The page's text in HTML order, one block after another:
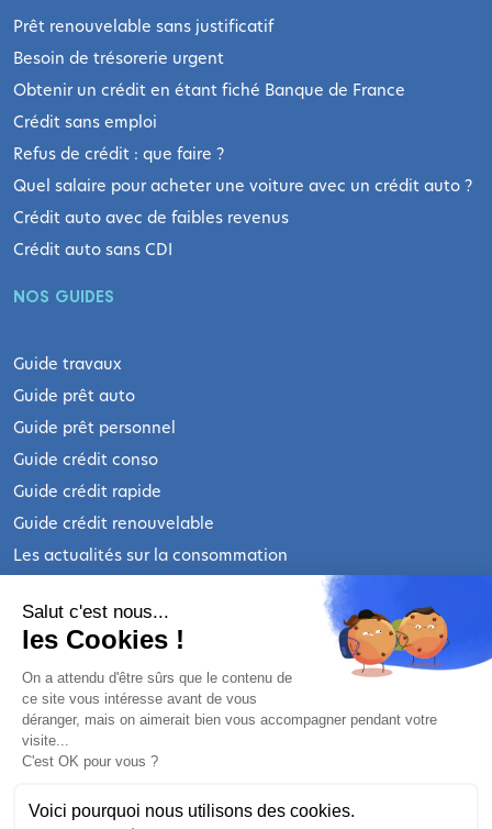
Prêt renouvelable sans justificatif
Besoin de trésorerie urgent
Obtenir un crédit en étant fiché Banque de France
Crédit sans emploi
Refus de crédit : que faire ?
Quel salaire pour acheter une voiture avec un crédit auto ?
Crédit auto avec de faibles revenus
Crédit auto sans CDI
NOS GUIDES
Guide travaux
Guide prêt auto
Guide prêt personnel
Guide crédit conso
Guide crédit rapide
Guide crédit renouvelable
Les actualités sur la consommation
INFORMATIONS LÉGALES
Qui sommes-nous ?
Nous contacter
Mentions légales
Mentions légales prêt personnel
Salut c'est nous...
les Cookies !
On a attendu d'être sûrs que le contenu de
ce site vous intéresse avant de vous
déranger, mais on aimerait bien vous accompagner pendant votre
visite...
C'est OK pour vous ?
Voici pourquoi nous utilisons des cookies.